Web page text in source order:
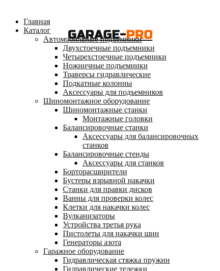
GARAGE-PRO
Главная
Каталог
Автомобильные подъемники
Двухстоечные подъемники
Четырехстоечные подъемники
Ножничные подъемники
Траверсы гидравлические
Подкатные колонны
Аксессуары для подъемников
Шиномонтажное оборудование
Шиномонтажные станки
Монтажные головки
Балансировочные станки
Аксессуары для балансировочных
станков
Балансировочные стенды
Аксессуары для станков
Борторасширители
Бустеры взрывной накачки
Станки для правки дисков
Ванны для проверки колес
Клетки для накачки колес
Вулканизаторы
Устройства третья рука
Пистолеты для накачки шин
Генераторы азота
Гаражное оборудование
Гидравлическая стяжка пружин
Гидравлические тележки